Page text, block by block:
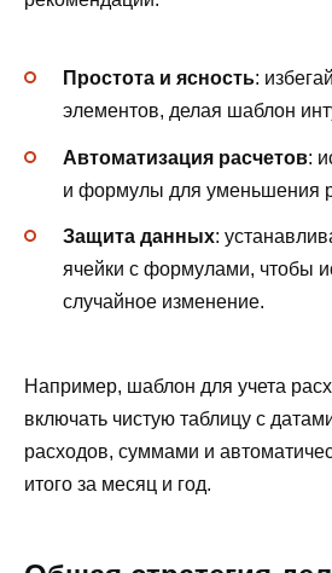
Простота и ясность:
элементов, делая шаблон
Автоматизация расчетов:
и формулы для уменьшения
Защита данных:
ячейки с формулами, чтобы
случайное изменение.
Например, шаблон для учета
включать чистую таблицу с
расходов, суммами и
итого за месяц и год.